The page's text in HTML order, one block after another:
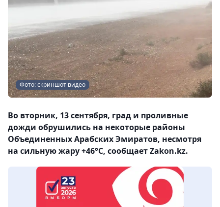
Фото: скриншот видео
Во вторник, 13 сентября, град и проливные
дожди обрушились на некоторые районы
Объединенных Арабских Эмиратов, несмотря
на сильную жару +46°C, сообщает Zakon.kz.